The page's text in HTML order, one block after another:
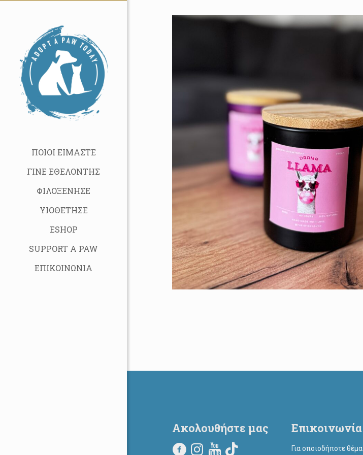
ΠΟΙΟΙ ΕΙΜΑΣΤΕ
ΓΙΝΕ ΕΘΕΛΟΝΤΗΣ
ΦΙΛΟΞΕΝΗΣΕ
ΥΙΟΘΕΤΗΣΕ
ESHOP
SUPPORT A PAW
ΕΠΙΚΟΙΝΩΝΙΑ
Ακολουθήστε μας Επικοινωνία
Για οποιοδήποτε θέμα